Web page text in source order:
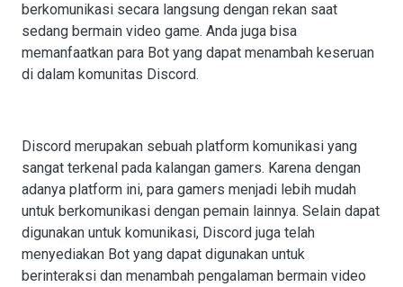
berkomunikasi secara langsung dengan rekan saat
sedang bermain video game. Anda juga bisa
memanfaatkan para Bot yang dapat menambah keseruan
di dalam komunitas Discord.
Discord merupakan sebuah platform komunikasi yang
sangat terkenal pada kalangan gamers. Karena dengan
adanya platform ini, para gamers menjadi lebih mudah
untuk berkomunikasi dengan pemain lainnya. Selain dapat
digunakan untuk komunikasi, Discord juga telah
menyediakan Bot yang dapat digunakan untuk
berinteraksi dan menambah pengalaman bermain video